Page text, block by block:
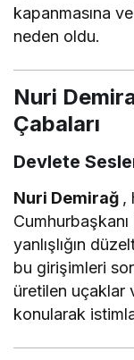
kapanmasına
neden oldu.
Nuri
Çabaları
Devlete
Nuri Demirağ ,
yanlışlığın
bu girişimleri
üretilen uçaklar
konularak